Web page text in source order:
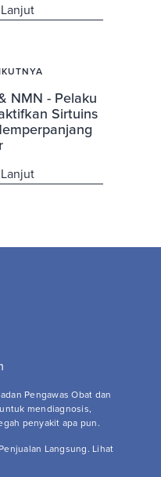
NMN - Pelaku
Sirtuins
Pengawas Obat dan
mendiagnosis,
penyakit apa pun.